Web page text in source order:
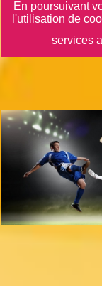
En poursuivant
l'utilisation de
services